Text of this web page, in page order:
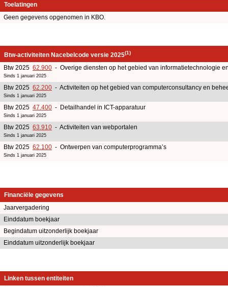
Toelatingen
Geen gegevens opgenomen in KBO.
Btw-activiteiten Nacebelcode versie 2025(1)
Btw 2025 62.900 - Overige diensten op het gebied van informatietechnologie
Sinds 1 januari 2025
Btw 2025 62.200 - Activiteiten op het gebied van computerconsultancy en
Sinds 1 januari 2025
Btw 2025 47.400 - Detailhandel in ICT-apparatuur
Sinds 1 januari 2025
Btw 2025 63.910 - Activiteiten van webportalen
Sinds 1 januari 2025
Btw 2025 62.100 - Ontwerpen van computerprogramma’s
Sinds 1 januari 2025
Financiële gegevens
Jaarvergadering
Einddatum boekjaar
Begindatum uitzonderlijk boekjaar
Einddatum uitzonderlijk boekjaar
Linken tussen entiteiten